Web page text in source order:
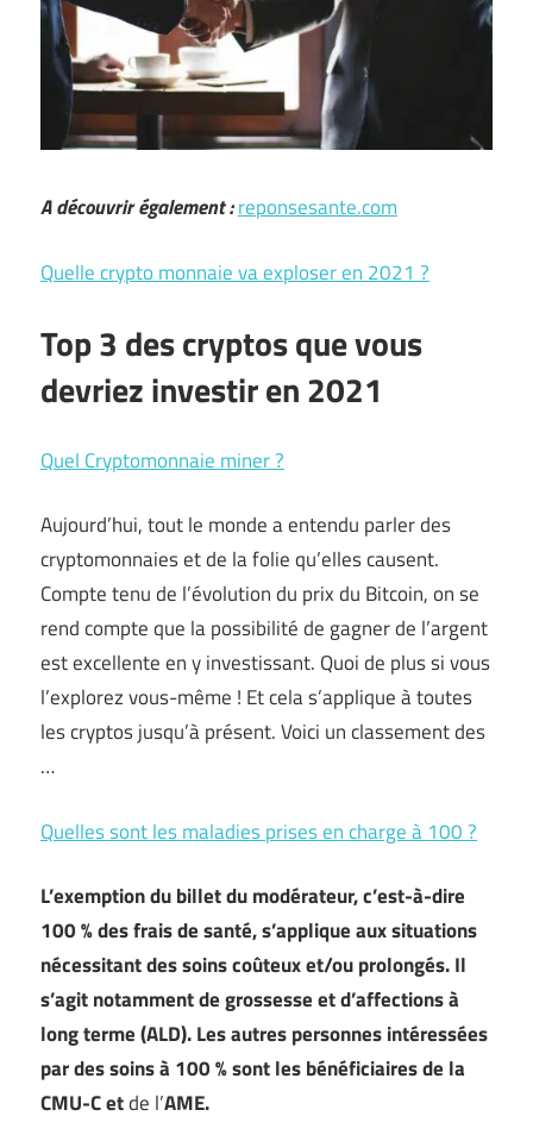
A découvrir également :reponsesante.com
Quelle crypto monnaie va exploser en 2021 ?
Top 3 des cryptos que vous
devriez investir en 2021
Quel Cryptomonnaie miner ?
Aujourd’hui, tout le monde a entendu parler des
cryptomonnaies et de la folie qu’elles causent.
Compte tenu de l’évolution du prix du Bitcoin, on se
rend compte que la possibilité de gagner de l’argent
est excellente en y investissant. Quoi de plus si vous
l’explorez vous-même ! Et cela s’applique à toutes
les cryptos jusqu’à présent. Voici un classement des
…
Quelles sont les maladies prises en charge à 100 ?
L’exemption du billet du modérateur, c’est-à-dire
100 % des frais de santé, s’applique aux situations
nécessitant des soins coûteux et/ou prolongés. Il
s’agit notamment de grossesse et d’affections à
long terme (ALD). Les autres personnes intéressées
par des soins à 100 % sont lesbénéficiaires de la
CMU-Cetde l’AME.